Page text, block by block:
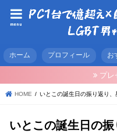
menu
ホーム プロフィール お
プレ
HOME いとこの誕生日の振り返り、
いとこの誕生日の